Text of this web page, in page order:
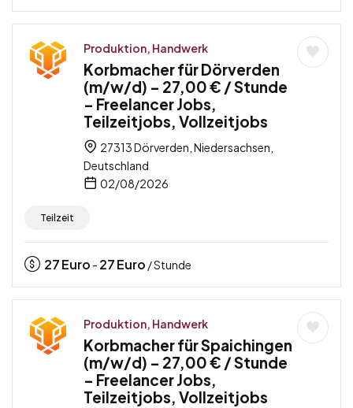
Produktion, Handwerk
Korbmacher für Dörverden
(m/w/d) – 27,00 € / Stunde
– Freelancer Jobs,
Teilzeitjobs, Vollzeitjobs
27313 Dörverden, Niedersachsen,
Deutschland
02/08/2026
Teilzeit
27Euro - 27Euro / Stunde
Produktion, Handwerk
Korbmacher für Spaichingen
(m/w/d) – 27,00 € / Stunde
– Freelancer Jobs,
Teilzeitjobs, Vollzeitjobs